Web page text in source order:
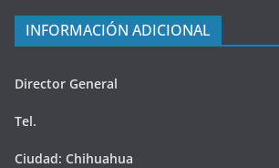
INFORMACIÓN ADICIONAL
Director General
Tel.
Ciudad: Chihuahua